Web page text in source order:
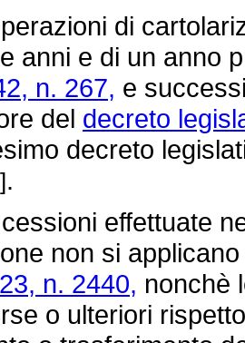
di
anni e di un anno
n. 267, e
del decreto
decreto
.
effettuate
non si
n. 2440, nonchè
o ulteriori